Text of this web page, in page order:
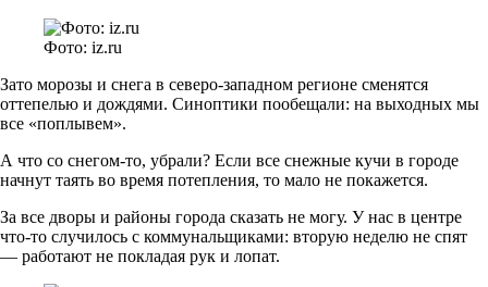
Фото: iz.ru
Зато морозы и снега в северо-западном регионе сменятся
оттепелью и дождями. Синоптики пообещали: на выходных мы
все «поплывем».
А что со снегом-то, убрали? Если все снежные кучи в городе
начнут таять во время потепления, то мало не покажется.
За все дворы и районы города сказать не могу. У нас в центре
что-то случилось с коммунальщиками: вторую неделю не спят
— работают не покладая рук и лопат.